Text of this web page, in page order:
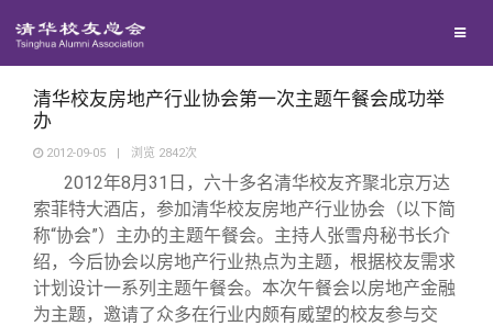
地区联络
年级联络
院系校友工作
专业委员会
回馈母校
捐赠项目
捐赠新闻
捐赠纪事
媒体平台
《清华校友通讯》
《水木清华》
百年清华
清华人物
校友服务
清华校友房地产行业协会第一次主题午餐会成功举
办
2012-09-05 | 浏览 2842次
2012年8月31日，六十多名清华校友齐聚北京万达
索菲特大酒店，参加清华校友房地产行业协会（以下简
称“协会”）主办的主题午餐会。主持人张雪舟秘书长介
绍，今后协会以房地产行业热点为主题，根据校友需求
计划设计一系列主题午餐会。本次午餐会以房地产金融
为主题，邀请了众多在行业内颇有威望的校友参与交